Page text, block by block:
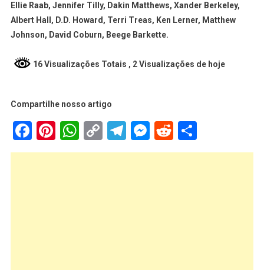
Ellie Raab, Jennifer Tilly, Dakin Matthews, Xander Berkeley,
Albert Hall, D.D. Howard, Terri Treas, Ken Lerner, Matthew
Johnson, David Coburn, Beege Barkette.
16 Visualizações Totais , 2 Visualizações de hoje
Compartilhe nosso artigo
Facebook
Pinterest
WhatsApp
Copy
Link
Telegram
Messenger
Reddit
Share